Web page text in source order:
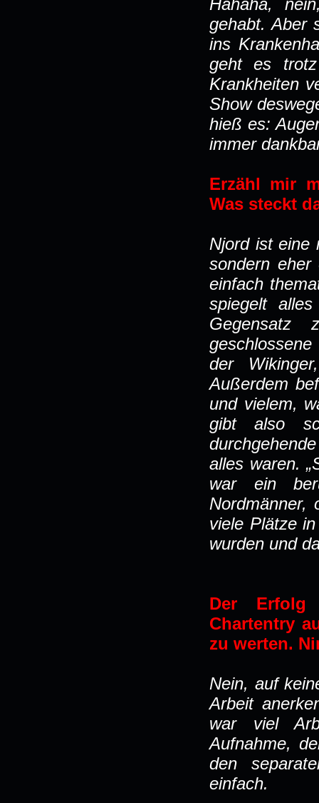
Hahaha,
gehabt. Aber
ins
geht es
Krankheiten
Show
hieß es:
immer
Erzähl mir
Was steckt
Njord ist eine
sondern
einfach
spiegelt
der
Außerdem
und vielem,
gibt also
alles waren.
war ein
Nordmänner,
viele Plätze
wurden und
Der
Chartentry
zu werten.
Nein, auf
Arbeit
war viel
Aufnahme,
den
einfach.